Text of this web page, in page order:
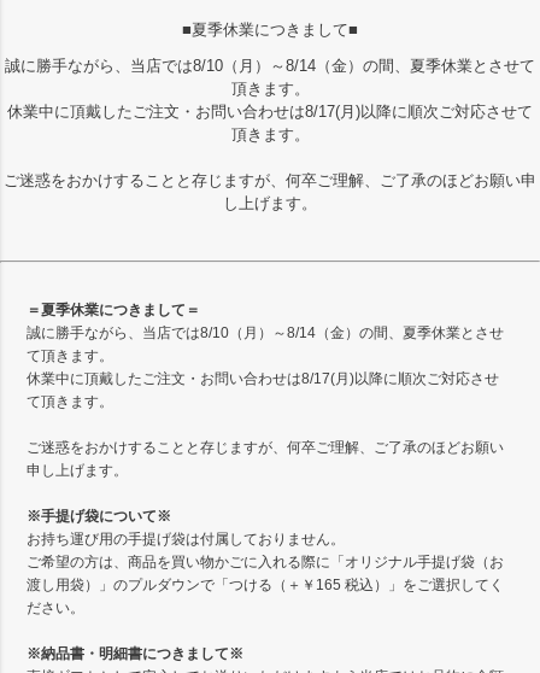
■夏季休業につきまして■
誠に勝手ながら、当店では8/10（月）～8/14（金）の間、夏季休業とさせて
頂きます。
休業中に頂戴したご注文・お問い合わせは8/17(月)以降に順次ご対応させて
頂きます。
ご迷惑をおかけすることと存じますが、何卒ご理解、ご了承のほどお願い申
し上げます。
＝夏季休業につきまして＝
誠に勝手ながら、当店では8/10（月）～8/14（金）の間、夏季休業とさせ
て頂きます。
休業中に頂戴したご注文・お問い合わせは8/17(月)以降に順次ご対応させ
て頂きます。
ご迷惑をおかけすることと存じますが、何卒ご理解、ご了承のほどお願い
申し上げます。
※手提げ袋について※
お持ち運び用の手提げ袋は付属しておりません。
ご希望の方は、商品を買い物かごに入れる際に「オリジナル手提げ袋（お
渡し用袋）」のプルダウンで「つける（＋￥165 税込）」をご選択してく
ださい。
※納品書・明細書につきまして※